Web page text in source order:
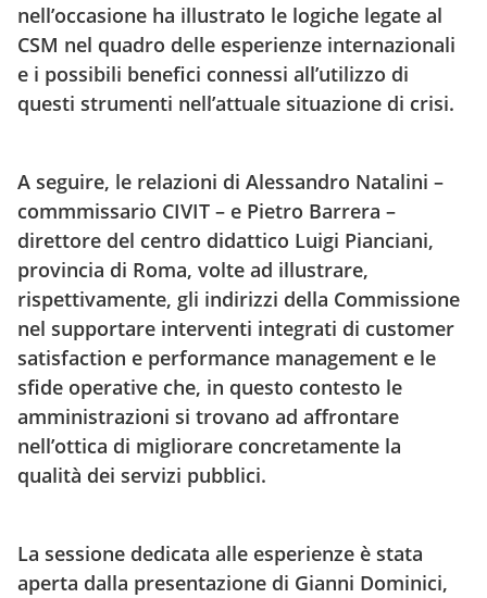
nell’occasione ha illustrato le logiche legate al
CSM nel quadro delle esperienze internazionali
e i possibili benefici connessi all’utilizzo di
questi strumenti nell’attuale situazione di crisi.
A seguire, le relazioni di Alessandro Natalini –
commmissario CIVIT – e Pietro Barrera –
direttore del centro didattico Luigi Pianciani,
provincia di Roma, volte ad illustrare,
rispettivamente, gli indirizzi della Commissione
nel supportare interventi integrati di customer
satisfaction e performance management e le
sfide operative che, in questo contesto le
amministrazioni si trovano ad affrontare
nell’ottica di migliorare concretamente la
qualità dei servizi pubblici.
La sessione dedicata alle esperienze è stata
aperta dalla presentazione di Gianni Dominici,